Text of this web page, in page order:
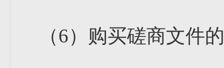
（6）购买磋商文件